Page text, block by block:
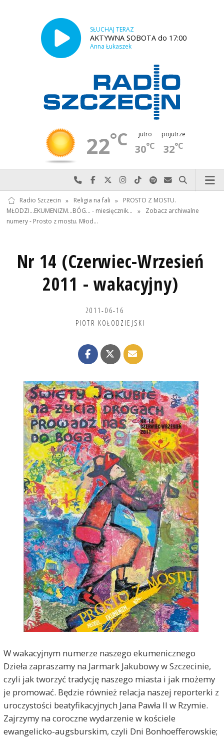
SŁUCHAJ TERAZ
AKTYWNA SOBOTA do 17:00
Anna Łukaszek
22°C jutro
30°C
pojutrze
32°C
Najlepiej po prostu do nas zadzwoń
Odwiedź nas na Facebook-u
Odwiedź nas na X
Odwiedź nas na Instagram-ie
Odwiedź nas na TikTok-u
Szukaj nas na Spotify
Wyślij do nas
Szukaj
Radio Szczecin » Religia na fali »
PROSTO Z MOSTU.
MŁODZI...EKUMENIZM...BÓG... - miesięcznik…
»
Zobacz archiwalne
numery - Prosto z mostu. Młod…
Nr 14 (Czerwiec-Wrzesień
2011 - wakacyjny)
2011-06-16
PIOTR KOŁODZIEJSKI
W wakacyjnym numerze naszego ekumenicznego
Dzieła zapraszamy na Jarmark Jakubowy w Szczecinie,
czyli jak tworzyć tradycję naszego miasta i jak możemy
je promować. Będzie również relacja naszej reporterki z
uroczystości beatyfikacyjnych Jana Pawła II w Rzymie.
Zajrzymy na coroczne wydarzenie w kościele
ewangelicko-augsburskim, czyli Dni Bonhoefferowskie;